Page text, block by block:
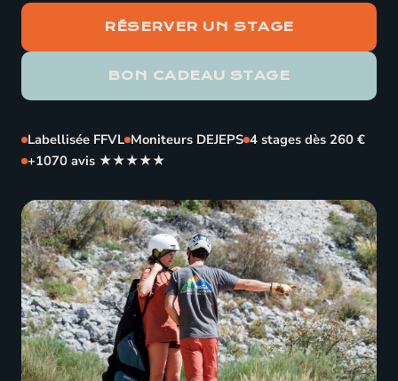
RÉSERVER UN STAGE
BON CADEAU STAGE
Labellisée FFVL Moniteurs DEJEPS 4 stages dès 260 €
+1070 avis ★★★★★